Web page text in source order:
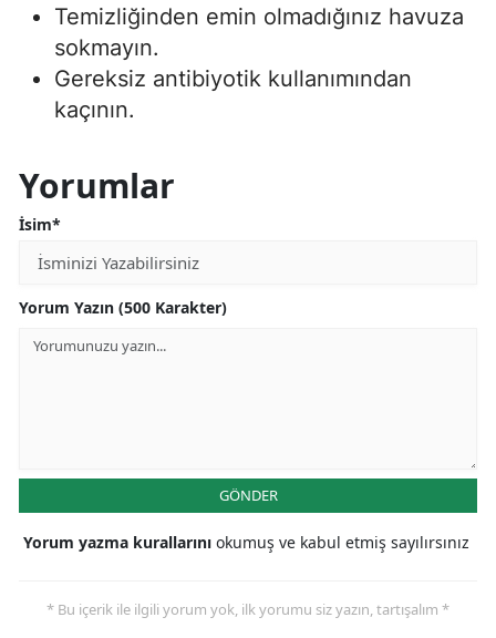
Temizliğinden emin olmadığınız havuza
sokmayın.
Gereksiz antibiyotik kullanımından
kaçının.
Yorumlar
İsim*
Yorum Yazın (500 Karakter)
GÖNDER
Yorum yazma kurallarını okumuş ve kabul etmiş sayılırsınız
* Bu içerik ile ilgili yorum yok, ilk yorumu siz yazın, tartışalım *